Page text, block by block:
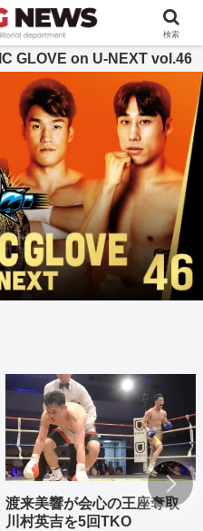
・ビート] 公式サイト
GLOVE on U-NEXT vol.46
渡来美響が会心の王座奪取
川村英吉を5回TKO
検索